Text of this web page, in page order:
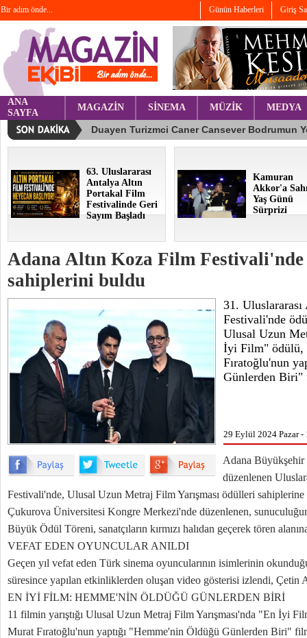
Bir adım önde... Günün Haberleri Giriş
ANA
SAYFA
MAGAZİN SİNEMA MÜZİK MEDYA
63. Uluslararası
Antalya Altın
Portakal Film
Festivalinde Geri
Sayım Başladı
Kamuran
Akkor'a
Yaş Günü
Sürprizi
Adana Altın Koza Film
sahiplerini buldu
31.
Festivali'nde
Ulusal Uzun
İyi Film" ödülü,
Fıratoğlu'nun
Günlerden
29 Eylül 2024 Pazar -
Adana Büyükşehir
düzenlenen
Festivali'nde, Ulusal Uzun Metraj Film Yarışması ödülleri
Çukurova Üniversitesi Kongre Merkezi'nde düzenlenen,
Büyük Ödül Töreni, sanatçıların kırmızı halıdan geçerek tören
VEFAT EDEN OYUNCULAR ANILDI
Geçen yıl vefat eden Türk sinema oyuncularının isimlerinin
süresince yapılan etkinliklerden oluşan video gösterisi izlendi, Çetin
EN İYİ FİLM: HEMME'NİN ÖLDÜĞÜ GÜNLERDEN BİRİ
11 filmin yarıştığı Ulusal Uzun Metraj Film Yarışması'nda "En İyi
Murat Fıratoğlu'nun yaptığı "Hemme'nin Öldüğü Günlerden Biri"